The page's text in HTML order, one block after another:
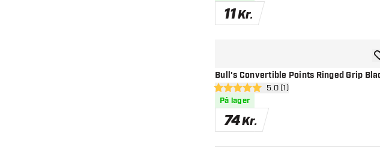
11Kr.
Bull's Convertible Points Ringed Grip
åbn anmeldelsespanel
5 bedømmelsesstjerner
5.0 (1)
På lager
74Kr.